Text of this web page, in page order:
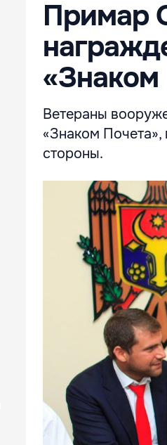
Примар
«Знаком
Ветераны
«Знаком Почета»,
стороны.